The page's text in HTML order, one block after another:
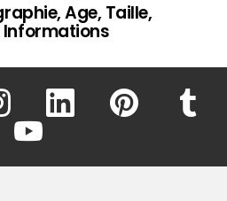
Age, Taille,
instagram linkedin pinterest
youtube